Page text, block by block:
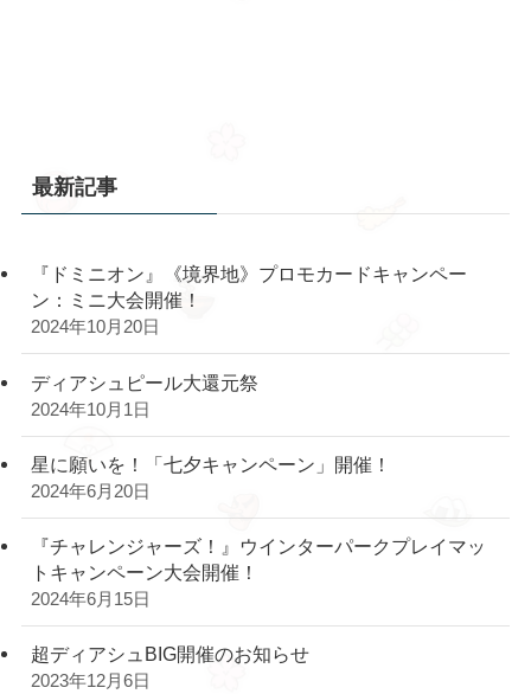
最新記事
『ドミニオン』《境界地》プロモカードキャンペー
ン：ミニ大会開催！
2024年10月20日
ディアシュピール大還元祭
2024年10月1日
星に願いを！「七夕キャンペーン」開催！
2024年6月20日
『チャレンジャーズ！』ウインターパークプレイマッ
トキャンペーン大会開催！
2024年6月15日
超ディアシュBIG開催のお知らせ
2023年12月6日